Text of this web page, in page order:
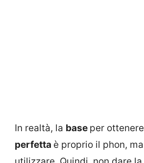
In realtà, la base per
perfetta è proprio il phon,